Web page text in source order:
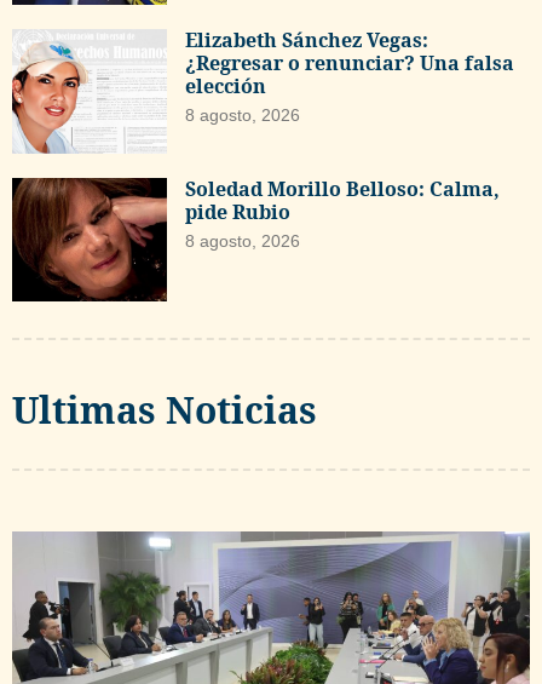
Elizabeth Sánchez Vegas:
¿Regresar o renunciar? Una falsa
elección
8 agosto, 2026
Soledad Morillo Belloso: Calma,
pide Rubio
8 agosto, 2026
Ultimas Noticias